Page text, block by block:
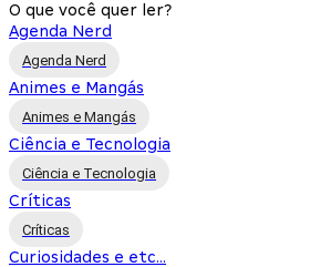
O que você quer ler?
Agenda Nerd
Agenda Nerd
Animes e Mangás
Animes e Mangás
Ciência e Tecnologia
Ciência e Tecnologia
Críticas
Críticas
Curiosidades e etc...